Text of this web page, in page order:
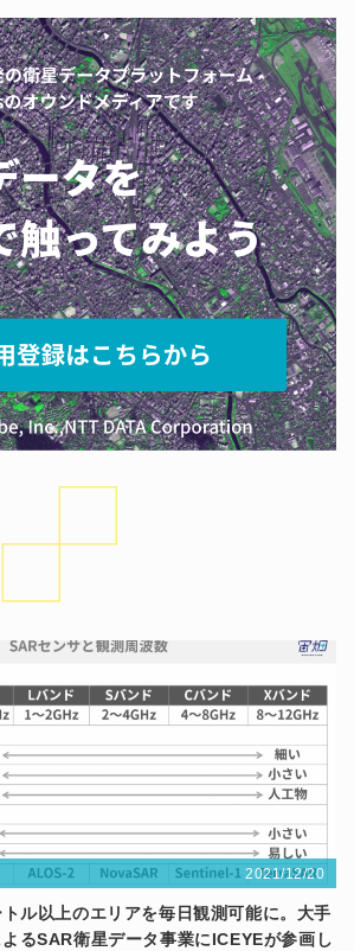
2021/12/20
ル以上のエリアを毎日観測可能に。大手
るSAR衛星データ事業にICEYEが参画し